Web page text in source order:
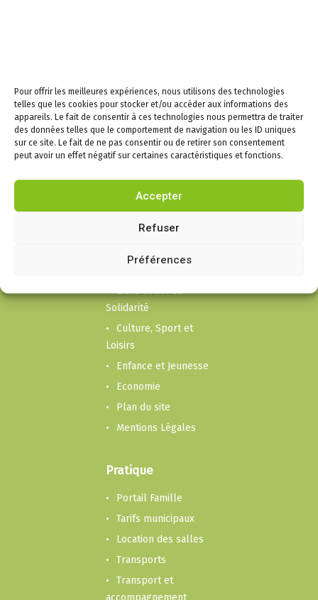
Pour offrir les meilleures expériences, nous utilisons des technologies
telles que les cookies pour stocker et/ou accéder aux informations des
appareils. Le fait de consentir à ces technologies nous permettra de traiter
des données telles que le comportement de navigation ou les ID uniques
sur ce site. Le fait de ne pas consentir ou de retirer son consentement
peut avoir un effet négatif sur certaines caractéristiques et fonctions.
Accepter
Refuser
Préférences
acceptez la politique de
confidentialité
Puygouzon
Liens social et
Solidarité
Culture, Sport et
Loisirs
Enfance et Jeunesse
Economie
Plan du site
Mentions Légales
Pratique
Portail Famille
Tarifs municipaux
Location des salles
Transports
Transport et
accompagnement